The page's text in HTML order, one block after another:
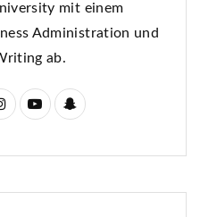
mit einem
Administration und
ab.